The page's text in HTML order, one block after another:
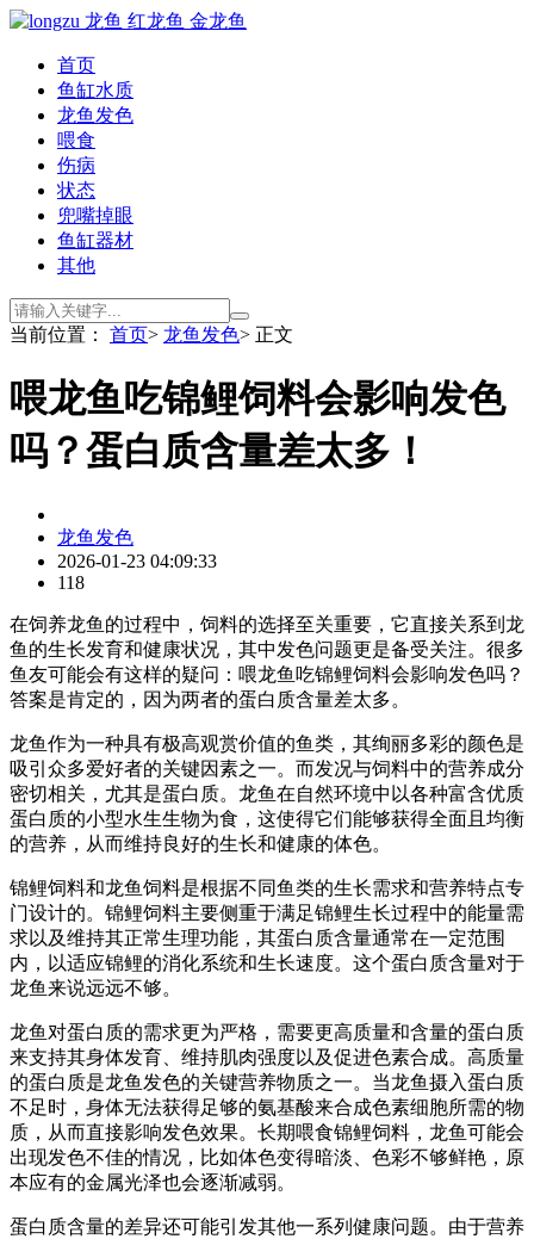
首页
鱼缸水质
龙鱼发色
喂食
伤病
状态
兜嘴掉眼
鱼缸器材
其他
当前位置： 首页> 龙鱼发色> 正文
喂龙鱼吃锦鲤饲料会影响发色
吗？蛋白质含量差太多！
龙鱼发色
2026-01-23 04:09:33
118
在饲养龙鱼的过程中，饲料的选择至关重要，它直接关系到龙
鱼的生长发育和健康状况，其中发色问题更是备受关注。很多
鱼友可能会有这样的疑问：喂龙鱼吃锦鲤饲料会影响发色吗？
答案是肯定的，因为两者的蛋白质含量差太多。
龙鱼作为一种具有极高观赏价值的鱼类，其绚丽多彩的颜色是
吸引众多爱好者的关键因素之一。而发况与饲料中的营养成分
密切相关，尤其是蛋白质。龙鱼在自然环境中以各种富含优质
蛋白质的小型水生生物为食，这使得它们能够获得全面且均衡
的营养，从而维持良好的生长和健康的体色。
锦鲤饲料和龙鱼饲料是根据不同鱼类的生长需求和营养特点专
门设计的。锦鲤饲料主要侧重于满足锦鲤生长过程中的能量需
求以及维持其正常生理功能，其蛋白质含量通常在一定范围
内，以适应锦鲤的消化系统和生长速度。这个蛋白质含量对于
龙鱼来说远远不够。
龙鱼对蛋白质的需求更为严格，需要更高质量和含量的蛋白质
来支持其身体发育、维持肌肉强度以及促进色素合成。高质量
的蛋白质是龙鱼发色的关键营养物质之一。当龙鱼摄入蛋白质
不足时，身体无法获得足够的氨基酸来合成色素细胞所需的物
质，从而直接影响发色效果。长期喂食锦鲤饲料，龙鱼可能会
出现发色不佳的情况，比如体色变得暗淡、色彩不够鲜艳，原
本应有的金属光泽也会逐渐减弱。
蛋白质含量的差异还可能引发其他一系列健康问题。由于营养